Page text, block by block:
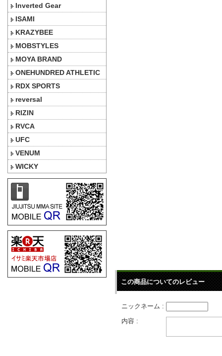
Inverted Gear
ISAMI
KRAZYBEE
MOBSTYLES
MOYA BRAND
ONEHUNDRED ATHLETIC
RDX SPORTS
reversal
RIZIN
RVCA
UFC
VENUM
WICKY
この商品についてのレビュー
ニックネーム :
内容 :